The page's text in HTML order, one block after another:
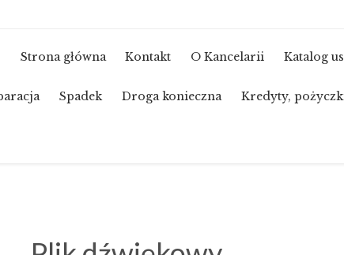
Strona główna Kontakt O Kancelarii Katalog
Spadek Droga konieczna Kredyty,